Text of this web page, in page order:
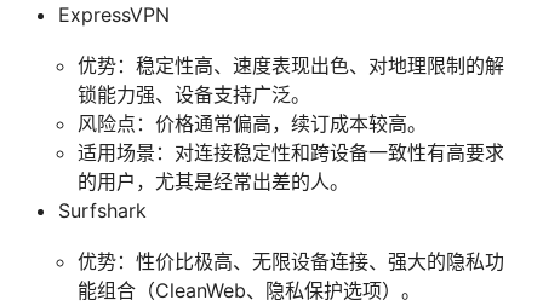
ExpressVPN
优势：稳定性高、速度表现出色、对地理限制的解
锁能力强、设备支持广泛。
风险点：价格通常偏高，续订成本较高。
适用场景：对连接稳定性和跨设备一致性有高要求
的用户，尤其是经常出差的人。
Surfshark
优势：性价比极高、无限设备连接、强大的隐私功
能组合（CleanWeb、隐私保护选项）。